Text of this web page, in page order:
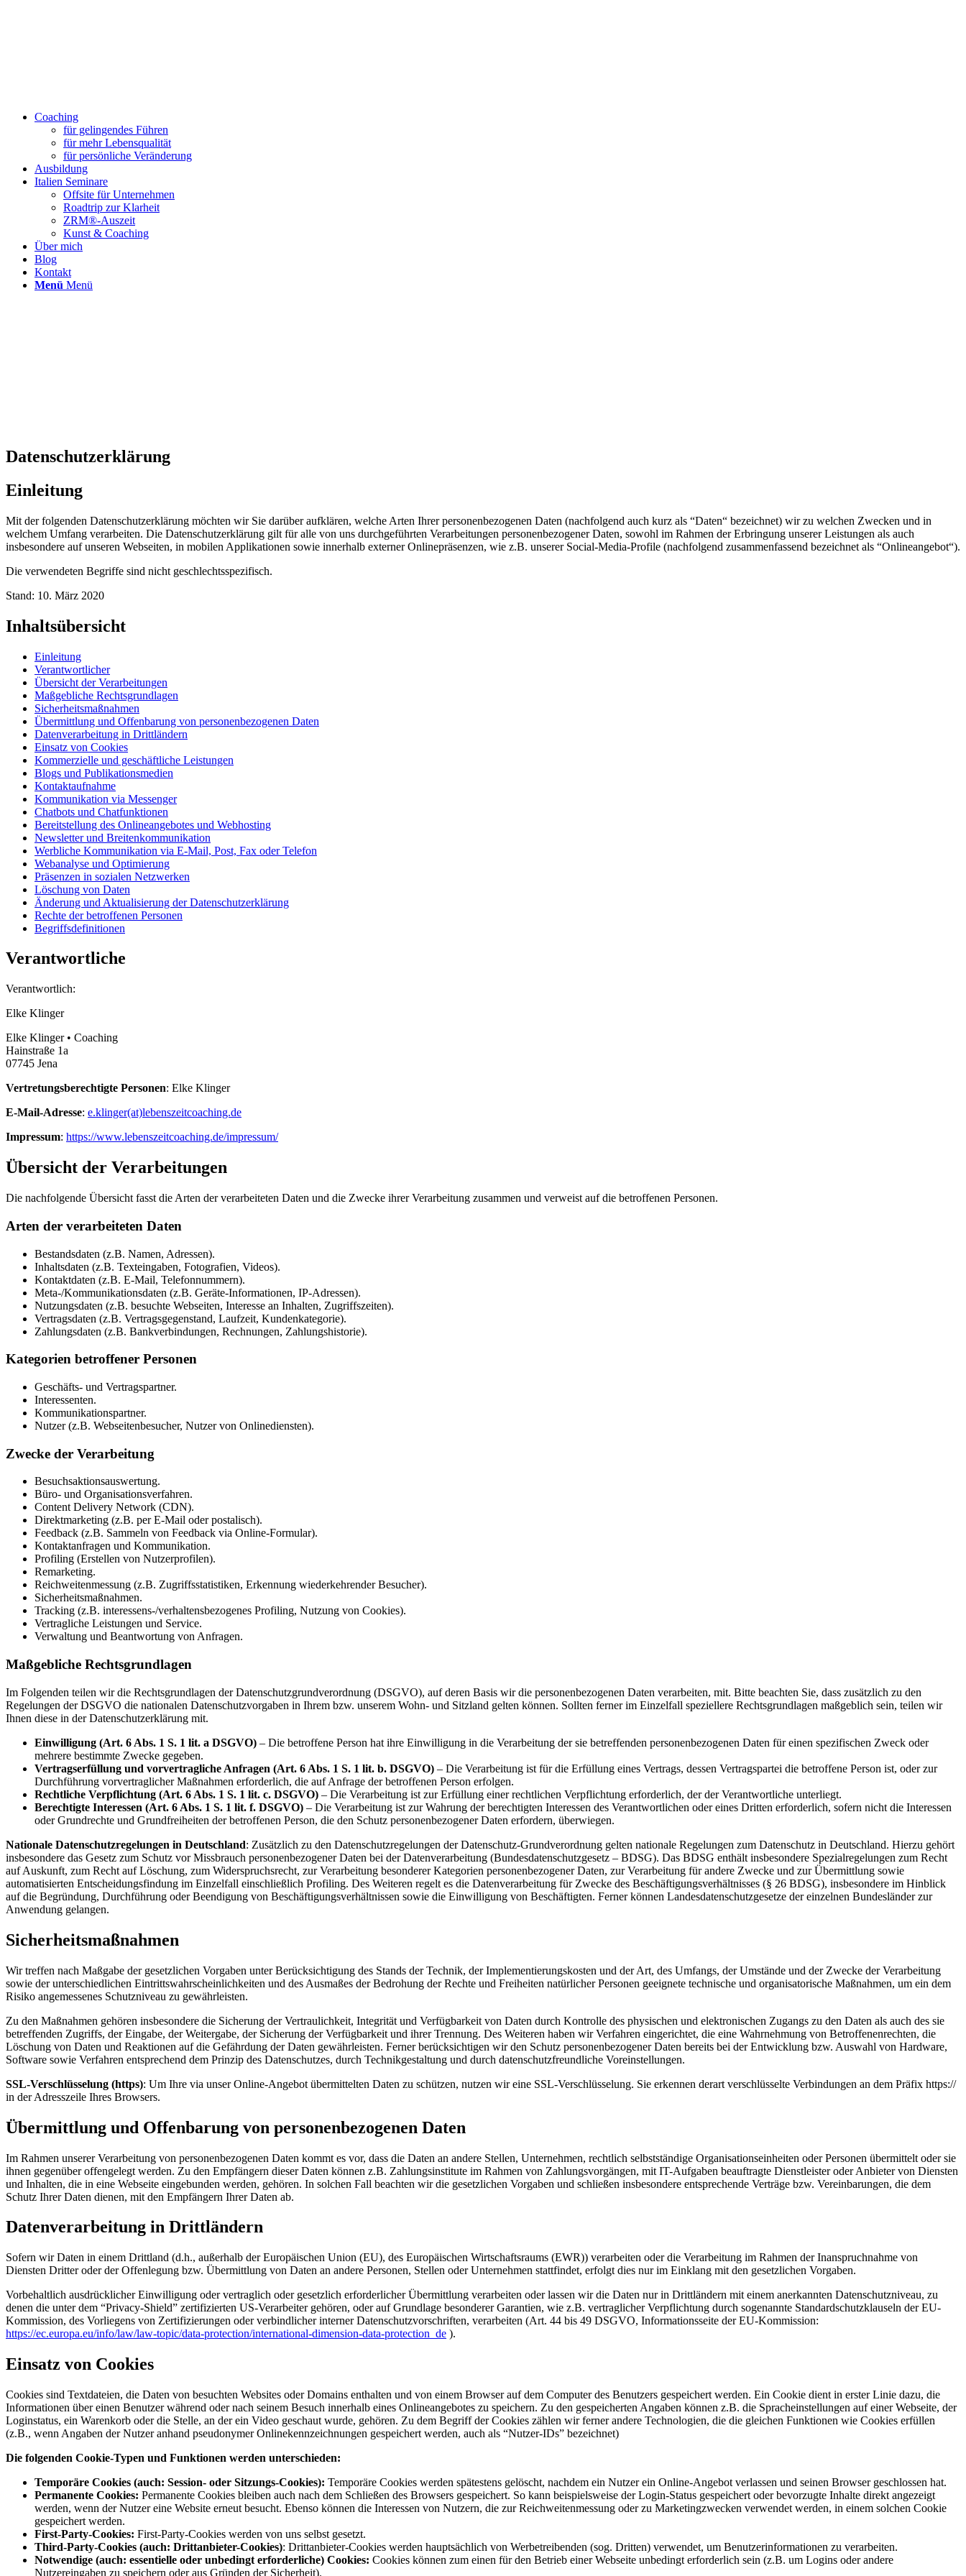
Coaching
für gelingendes Führen
für mehr Lebensqualität
für persönliche Veränderung
Ausbildung
Italien Seminare
Offsite für Unternehmen
Roadtrip zur Klarheit
ZRM®-Auszeit
Kunst & Coaching
Über mich
Blog
Kontakt
Menü Menü
Datenschutzerklärung
Einleitung
Mit der folgenden Datenschutzerklärung möchten wir Sie darüber aufklären, welche Arten Ihrer personenbezogenen Daten (nachfolgend auch kurz als “Daten“ bezeichnet) wir zu welchen Zwecken und in
welchem Umfang verarbeiten. Die Datenschutzerklärung gilt für alle von uns durchgeführten Verarbeitungen personenbezogener Daten, sowohl im Rahmen der Erbringung unserer Leistungen als auch
insbesondere auf unseren Webseiten, in mobilen Applikationen sowie innerhalb externer Onlinepräsenzen, wie z.B. unserer Social-Media-Profile (nachfolgend zusammenfassend bezeichnet als “Onlineangebot“).
Die verwendeten Begriffe sind nicht geschlechtsspezifisch.
Stand: 10. März 2020
Inhaltsübersicht
Einleitung
Verantwortlicher
Übersicht der Verarbeitungen
Maßgebliche Rechtsgrundlagen
Sicherheitsmaßnahmen
Übermittlung und Offenbarung von personenbezogenen Daten
Datenverarbeitung in Drittländern
Einsatz von Cookies
Kommerzielle und geschäftliche Leistungen
Blogs und Publikationsmedien
Kontaktaufnahme
Kommunikation via Messenger
Chatbots und Chatfunktionen
Bereitstellung des Onlineangebotes und Webhosting
Newsletter und Breitenkommunikation
Werbliche Kommunikation via E-Mail, Post, Fax oder Telefon
Webanalyse und Optimierung
Präsenzen in sozialen Netzwerken
Löschung von Daten
Änderung und Aktualisierung der Datenschutzerklärung
Rechte der betroffenen Personen
Begriffsdefinitionen
Verantwortliche
Verantwortlich:
Elke Klinger
Elke Klinger • Coaching
Hainstraße 1a
07745 Jena
Vertretungsberechtigte Personen: Elke Klinger
E-Mail-Adresse: e.klinger(at)lebenszeitcoaching.de
Impressum: https://www.lebenszeitcoaching.de/impressum/
Übersicht der Verarbeitungen
Die nachfolgende Übersicht fasst die Arten der verarbeiteten Daten und die Zwecke ihrer Verarbeitung zusammen und verweist auf die betroffenen Personen.
Arten der verarbeiteten Daten
Bestandsdaten (z.B. Namen, Adressen).
Inhaltsdaten (z.B. Texteingaben, Fotografien, Videos).
Kontaktdaten (z.B. E-Mail, Telefonnummern).
Meta-/Kommunikationsdaten (z.B. Geräte-Informationen, IP-Adressen).
Nutzungsdaten (z.B. besuchte Webseiten, Interesse an Inhalten, Zugriffszeiten).
Vertragsdaten (z.B. Vertragsgegenstand, Laufzeit, Kundenkategorie).
Zahlungsdaten (z.B. Bankverbindungen, Rechnungen, Zahlungshistorie).
Kategorien betroffener Personen
Geschäfts- und Vertragspartner.
Interessenten.
Kommunikationspartner.
Nutzer (z.B. Webseitenbesucher, Nutzer von Onlinediensten).
Zwecke der Verarbeitung
Besuchsaktionsauswertung.
Büro- und Organisationsverfahren.
Content Delivery Network (CDN).
Direktmarketing (z.B. per E-Mail oder postalisch).
Feedback (z.B. Sammeln von Feedback via Online-Formular).
Kontaktanfragen und Kommunikation.
Profiling (Erstellen von Nutzerprofilen).
Remarketing.
Reichweitenmessung (z.B. Zugriffsstatistiken, Erkennung wiederkehrender Besucher).
Sicherheitsmaßnahmen.
Tracking (z.B. interessens-/verhaltensbezogenes Profiling, Nutzung von Cookies).
Vertragliche Leistungen und Service.
Verwaltung und Beantwortung von Anfragen.
Maßgebliche Rechtsgrundlagen
Im Folgenden teilen wir die Rechtsgrundlagen der Datenschutzgrundverordnung (DSGVO), auf deren Basis wir die personenbezogenen Daten verarbeiten, mit. Bitte beachten Sie, dass zusätzlich zu den
Regelungen der DSGVO die nationalen Datenschutzvorgaben in Ihrem bzw. unserem Wohn- und Sitzland gelten können. Sollten ferner im Einzelfall speziellere Rechtsgrundlagen maßgeblich sein, teilen wir
Ihnen diese in der Datenschutzerklärung mit.
Einwilligung (Art. 6 Abs. 1 S. 1 lit. a DSGVO) – Die betroffene Person hat ihre Einwilligung in die Verarbeitung der sie betreffenden personenbezogenen Daten für einen spezifischen Zweck oder
mehrere bestimmte Zwecke gegeben.
Vertragserfüllung und vorvertragliche Anfragen (Art. 6 Abs. 1 S. 1 lit. b. DSGVO) – Die Verarbeitung ist für die Erfüllung eines Vertrags, dessen Vertragspartei die betroffene Person ist, oder zur
Durchführung vorvertraglicher Maßnahmen erforderlich, die auf Anfrage der betroffenen Person erfolgen.
Rechtliche Verpflichtung (Art. 6 Abs. 1 S. 1 lit. c. DSGVO) – Die Verarbeitung ist zur Erfüllung einer rechtlichen Verpflichtung erforderlich, der der Verantwortliche unterliegt.
Berechtigte Interessen (Art. 6 Abs. 1 S. 1 lit. f. DSGVO) – Die Verarbeitung ist zur Wahrung der berechtigten Interessen des Verantwortlichen oder eines Dritten erforderlich, sofern nicht die Interessen
oder Grundrechte und Grundfreiheiten der betroffenen Person, die den Schutz personenbezogener Daten erfordern, überwiegen.
Nationale Datenschutzregelungen in Deutschland: Zusätzlich zu den Datenschutzregelungen der Datenschutz-Grundverordnung gelten nationale Regelungen zum Datenschutz in Deutschland. Hierzu gehört
insbesondere das Gesetz zum Schutz vor Missbrauch personenbezogener Daten bei der Datenverarbeitung (Bundesdatenschutzgesetz – BDSG). Das BDSG enthält insbesondere Spezialregelungen zum Recht
auf Auskunft, zum Recht auf Löschung, zum Widerspruchsrecht, zur Verarbeitung besonderer Kategorien personenbezogener Daten, zur Verarbeitung für andere Zwecke und zur Übermittlung sowie
automatisierten Entscheidungsfindung im Einzelfall einschließlich Profiling. Des Weiteren regelt es die Datenverarbeitung für Zwecke des Beschäftigungsverhältnisses (§ 26 BDSG), insbesondere im Hinblick
auf die Begründung, Durchführung oder Beendigung von Beschäftigungsverhältnissen sowie die Einwilligung von Beschäftigten. Ferner können Landesdatenschutzgesetze der einzelnen Bundesländer zur
Anwendung gelangen.
Sicherheitsmaßnahmen
Wir treffen nach Maßgabe der gesetzlichen Vorgaben unter Berücksichtigung des Stands der Technik, der Implementierungskosten und der Art, des Umfangs, der Umstände und der Zwecke der Verarbeitung
sowie der unterschiedlichen Eintrittswahrscheinlichkeiten und des Ausmaßes der Bedrohung der Rechte und Freiheiten natürlicher Personen geeignete technische und organisatorische Maßnahmen, um ein dem
Risiko angemessenes Schutzniveau zu gewährleisten.
Zu den Maßnahmen gehören insbesondere die Sicherung der Vertraulichkeit, Integrität und Verfügbarkeit von Daten durch Kontrolle des physischen und elektronischen Zugangs zu den Daten als auch des sie
betreffenden Zugriffs, der Eingabe, der Weitergabe, der Sicherung der Verfügbarkeit und ihrer Trennung. Des Weiteren haben wir Verfahren eingerichtet, die eine Wahrnehmung von Betroffenenrechten, die
Löschung von Daten und Reaktionen auf die Gefährdung der Daten gewährleisten. Ferner berücksichtigen wir den Schutz personenbezogener Daten bereits bei der Entwicklung bzw. Auswahl von Hardware,
Software sowie Verfahren entsprechend dem Prinzip des Datenschutzes, durch Technikgestaltung und durch datenschutzfreundliche Voreinstellungen.
SSL-Verschlüsselung (https): Um Ihre via unser Online-Angebot übermittelten Daten zu schützen, nutzen wir eine SSL-Verschlüsselung. Sie erkennen derart verschlüsselte Verbindungen an dem Präfix https://
in der Adresszeile Ihres Browsers.
Übermittlung und Offenbarung von personenbezogenen Daten
Im Rahmen unserer Verarbeitung von personenbezogenen Daten kommt es vor, dass die Daten an andere Stellen, Unternehmen, rechtlich selbstständige Organisationseinheiten oder Personen übermittelt oder sie
ihnen gegenüber offengelegt werden. Zu den Empfängern dieser Daten können z.B. Zahlungsinstitute im Rahmen von Zahlungsvorgängen, mit IT-Aufgaben beauftragte Dienstleister oder Anbieter von Diensten
und Inhalten, die in eine Webseite eingebunden werden, gehören. In solchen Fall beachten wir die gesetzlichen Vorgaben und schließen insbesondere entsprechende Verträge bzw. Vereinbarungen, die dem
Schutz Ihrer Daten dienen, mit den Empfängern Ihrer Daten ab.
Datenverarbeitung in Drittländern
Sofern wir Daten in einem Drittland (d.h., außerhalb der Europäischen Union (EU), des Europäischen Wirtschaftsraums (EWR)) verarbeiten oder die Verarbeitung im Rahmen der Inanspruchnahme von
Diensten Dritter oder der Offenlegung bzw. Übermittlung von Daten an andere Personen, Stellen oder Unternehmen stattfindet, erfolgt dies nur im Einklang mit den gesetzlichen Vorgaben.
Vorbehaltlich ausdrücklicher Einwilligung oder vertraglich oder gesetzlich erforderlicher Übermittlung verarbeiten oder lassen wir die Daten nur in Drittländern mit einem anerkannten Datenschutzniveau, zu
denen die unter dem “Privacy-Shield” zertifizierten US-Verarbeiter gehören, oder auf Grundlage besonderer Garantien, wie z.B. vertraglicher Verpflichtung durch sogenannte Standardschutzklauseln der EU-
Kommission, des Vorliegens von Zertifizierungen oder verbindlicher interner Datenschutzvorschriften, verarbeiten (Art. 44 bis 49 DSGVO, Informationsseite der EU-Kommission:
https://ec.europa.eu/info/law/law-topic/data-protection/international-dimension-data-protection_de ).
Einsatz von Cookies
Cookies sind Textdateien, die Daten von besuchten Websites oder Domains enthalten und von einem Browser auf dem Computer des Benutzers gespeichert werden. Ein Cookie dient in erster Linie dazu, die
Informationen über einen Benutzer während oder nach seinem Besuch innerhalb eines Onlineangebotes zu speichern. Zu den gespeicherten Angaben können z.B. die Spracheinstellungen auf einer Webseite, der
Loginstatus, ein Warenkorb oder die Stelle, an der ein Video geschaut wurde, gehören. Zu dem Begriff der Cookies zählen wir ferner andere Technologien, die die gleichen Funktionen wie Cookies erfüllen
(z.B., wenn Angaben der Nutzer anhand pseudonymer Onlinekennzeichnungen gespeichert werden, auch als “Nutzer-IDs” bezeichnet)
Die folgenden Cookie-Typen und Funktionen werden unterschieden:
Temporäre Cookies (auch: Session- oder Sitzungs-Cookies): Temporäre Cookies werden spätestens gelöscht, nachdem ein Nutzer ein Online-Angebot verlassen und seinen Browser geschlossen hat.
Permanente Cookies: Permanente Cookies bleiben auch nach dem Schließen des Browsers gespeichert. So kann beispielsweise der Login-Status gespeichert oder bevorzugte Inhalte direkt angezeigt
werden, wenn der Nutzer eine Website erneut besucht. Ebenso können die Interessen von Nutzern, die zur Reichweitenmessung oder zu Marketingzwecken verwendet werden, in einem solchen Cookie
gespeichert werden.
First-Party-Cookies: First-Party-Cookies werden von uns selbst gesetzt.
Third-Party-Cookies (auch: Drittanbieter-Cookies): Drittanbieter-Cookies werden hauptsächlich von Werbetreibenden (sog. Dritten) verwendet, um Benutzerinformationen zu verarbeiten.
Notwendige (auch: essentielle oder unbedingt erforderliche) Cookies: Cookies können zum einen für den Betrieb einer Webseite unbedingt erforderlich sein (z.B. um Logins oder andere
Nutzereingaben zu speichern oder aus Gründen der Sicherheit).